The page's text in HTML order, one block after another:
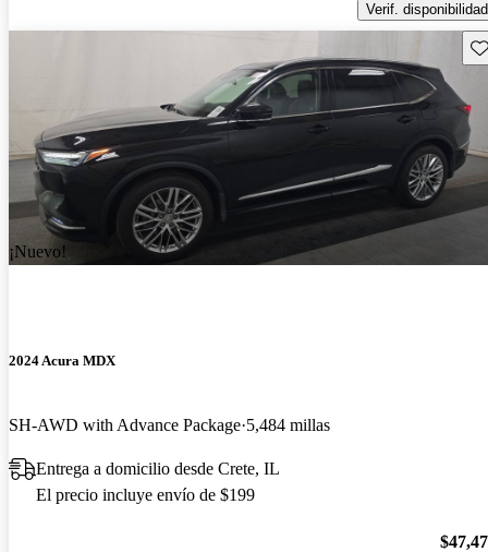
Verif. disponibilidad
¡Nuevo!
2024 Acura MDX
SH-AWD with Advance Package 5,484 millas
Entrega a domicilio desde Crete, IL
El precio incluye envío de $199